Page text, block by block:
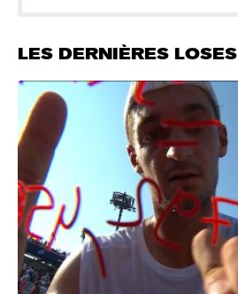
LES DERNIÈRES LOSES